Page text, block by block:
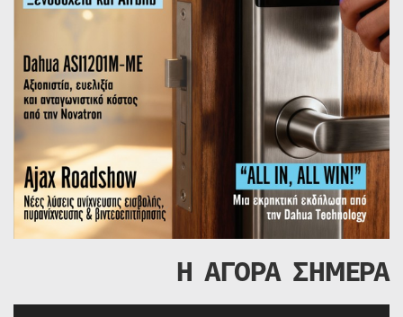
Η ΑΓΟΡΑ ΣΗΜΕΡΑ